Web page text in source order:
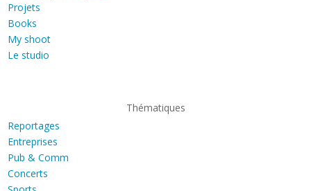
Projets
Books
My shoot
Le studio
Thématiques
Reportages
Entreprises
Pub & Comm
Concerts